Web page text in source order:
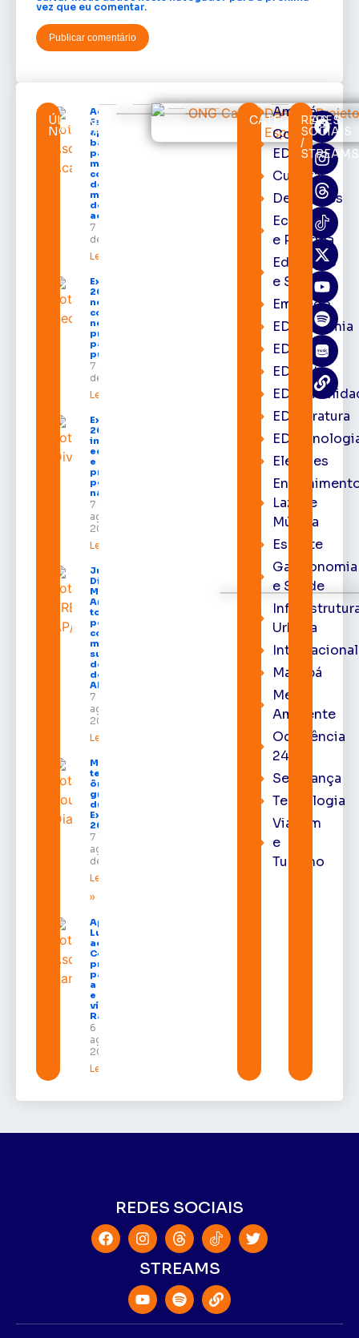
vez que eu comentar.
ÚLTIMAS
NOTÍCIAS
Acácio
Favacho
apresenta
balanço
parcial do
mandato
com mais
de R$ 668
milhões
destinados
ao Amapá
7 de agosto
de 2026
Leia mais »
Expofeira
2026 começa
neste sábado
com shows,
negócios e
programação
para todos os
públicos
7 de agosto
de 2026
Leia mais »
Expofeira
2026
impulsiona
economia
e aumenta
procura
por hotéis
na capital
7 de
agosto de
2026
Leia mais »
Juiz
Diego
Moura de
Araújo
toma
posse
como
membro
substituto
do Pleno
do TRE-
AP
7 de
agosto de
2026
Leia mais »
Macapá
terá
ônibus
gratuitos
durante a
Expofeira
2026
7 de
agosto
de 2026
Leia mais
»
Após veto,
Lula envia
ao
Congresso
projeto
para criar
a UNIFRON
e grava
vídeo para
Randolfe
6 de
agosto de
2026
Leia mais »
CATEGORIAS
Amapá
Cortes
EDcast
Cultura
Destaques
Economia
e Política
Educação
e Saúde
Emprego
EDacademia
EDbrasília
EDcast
EDliteratura
Eleições
Lazer e
Música
Esporte
Gastronomia
e Saúde
Urbana
Internacional
Macapá
Meio
Ambiente
Ocorrência
24h
Segurança
Tecnologia
Viagem
e
Turismo
REDES
SOCIAIS
/
STREAMS
REDES SOCIAIS
STREAMS